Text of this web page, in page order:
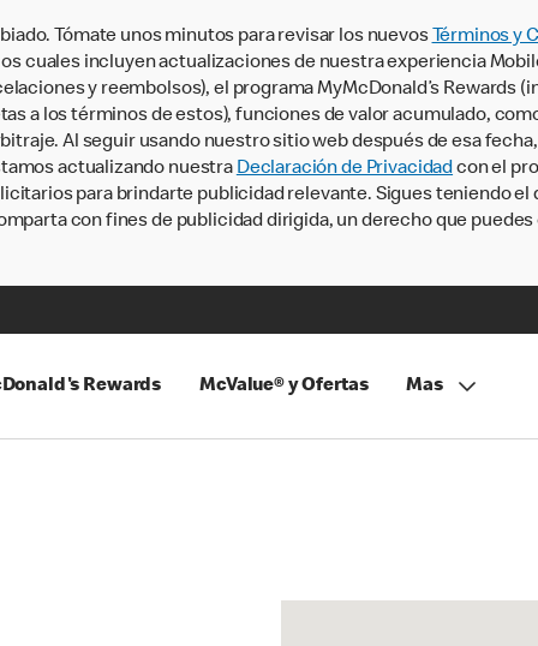
Tómate unos minutos para revisar los nuevos Términos y
cuales incluyen actualizaciones de nuestra experiencia
y reembolsos), el programa MyMcDonald’s Rewards
a los términos de estos), funciones de valor acumulado,
Al seguir usando nuestro sitio web después de esa
actualizando nuestra Declaración de Privacidadcon el
para brindarte publicidad relevante. Sigues teniendo el
con fines de publicidad dirigida, un derecho que
Rewards McValue® y Ofertas Mas